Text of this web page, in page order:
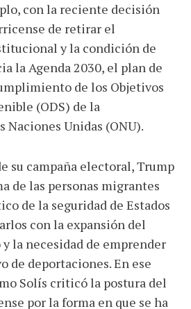
con la reciente decisión
de retirar el
y la condición de
la Agenda 2030, el plan de
de los Objetivos
(ODS) de la
Naciones Unidas (ONU).
su campaña electoral, Trump
de las personas migrantes
de la seguridad de Estados
con la expansión del
la necesidad de emprender
de deportaciones. En ese
Solís criticó la postura del
por la forma en que se ha